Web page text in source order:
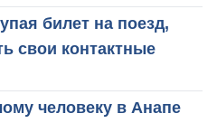
билет на поезд,
свои контактные
человеку в Анапе